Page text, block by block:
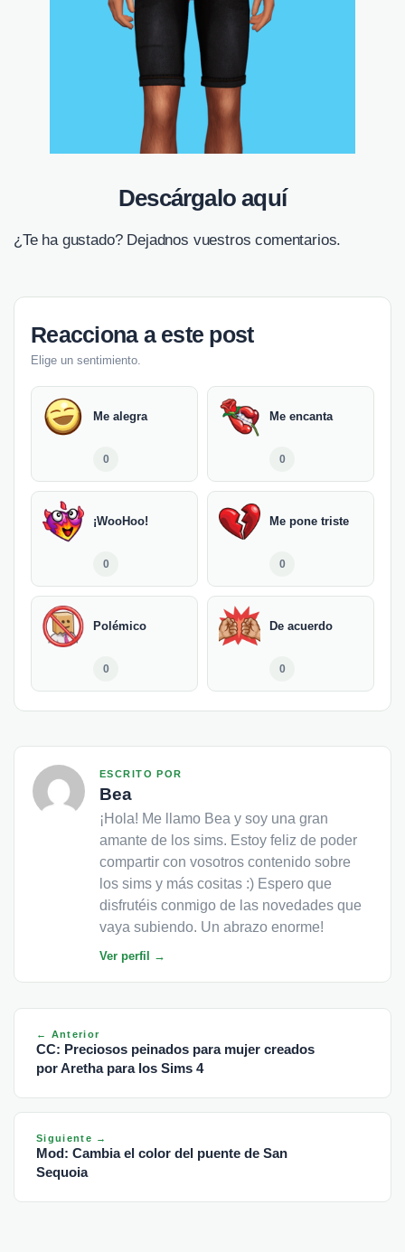
Descárgalo aquí
¿Te ha gustado? Dejadnos vuestros comentarios.
Reacciona a este post
Elige un sentimiento.
Me alegra
0
Me encanta
0
¡WooHoo!
0
Me pone triste
0
Polémico
0
De acuerdo
0
ESCRITO POR
Bea
¡Hola! Me llamo Bea y soy una gran
amante de los sims. Estoy feliz de poder
compartir con vosotros contenido sobre
los sims y más cositas :) Espero que
disfrutéis conmigo de las novedades que
vaya subiendo. Un abrazo enorme!
Ver perfil →
← Anterior
CC: Preciosos peinados para mujer creados
por Aretha para los Sims 4
Siguiente →
Mod: Cambia el color del puente de San
Sequoia